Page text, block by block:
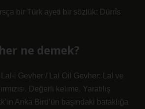
bir Türk ayeti bir sözlük: Dürrîs
ne demek?
i Gevher / Lal Oil Gevher: Lal ve
Değerli kelime. Yaratılış
Anka Bird’ün başındaki bataklığa